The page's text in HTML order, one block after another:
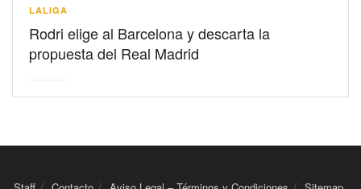
LALIGA
Rodri elige al Barcelona y descarta la
propuesta del Real Madrid